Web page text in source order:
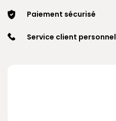
Paiement sécurisé
Service client personnel